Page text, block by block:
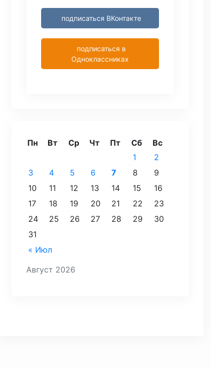
подписаться ВКонтакте
подписаться в
Одноклассниках
Август 2026
Пн Вт Ср Чт Пт Сб Вс
« Июл
1
2
3
4 5 6 7 8
9
10
11 12 13 14 15
16
17
18 19 20 21 22
23
24
25 26 27 28 29
30
31